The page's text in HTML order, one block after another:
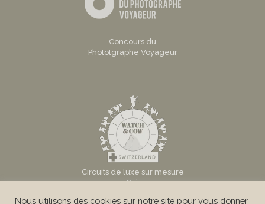
Concours du
Phototgraphe Voyageur
Circuits de luxe sur mesure
en Suisse
Nous utilisons des cookies sur notre site pour vous donner